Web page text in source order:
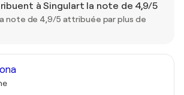
à Singulart la note de 4,9/5
note de 4,9/5 attribuée par plus de